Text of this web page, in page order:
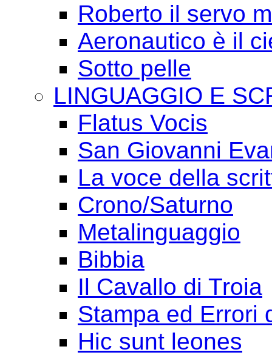
Roberto il servo
Aeronautico è il
Sotto pelle
LINGUAGGIO E
Flatus Vocis
San Giovanni
La voce della
Crono/Saturno
Metalinguaggio
Bibbia
Il Cavallo di Troia
Stampa ed Errori
Hic sunt leones